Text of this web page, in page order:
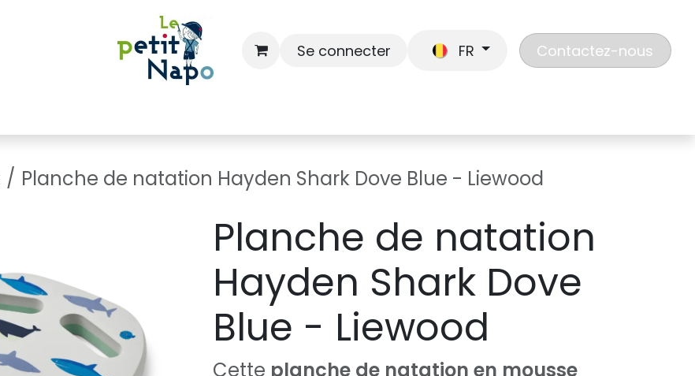
Se connecter FR Contactez-nous
Planche de natation Hayden Shark Dove Blue - Liewood
Planche de natation
Hayden Shark Dove
Blue - Liewood
Cette planche de natation en mousse